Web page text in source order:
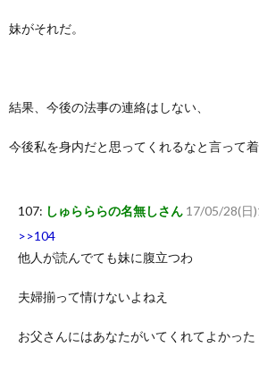
妹がそれだ。
結果、今後の法事の連絡はしない、
今後私を身内だと思ってくれるなと言って着
107: しゅらららの名無しさん 17/05/28(日
>>104
他人が読んでても妹に腹立つわ
夫婦揃って情けないよねえ
お父さんにはあなたがいてくれてよかった